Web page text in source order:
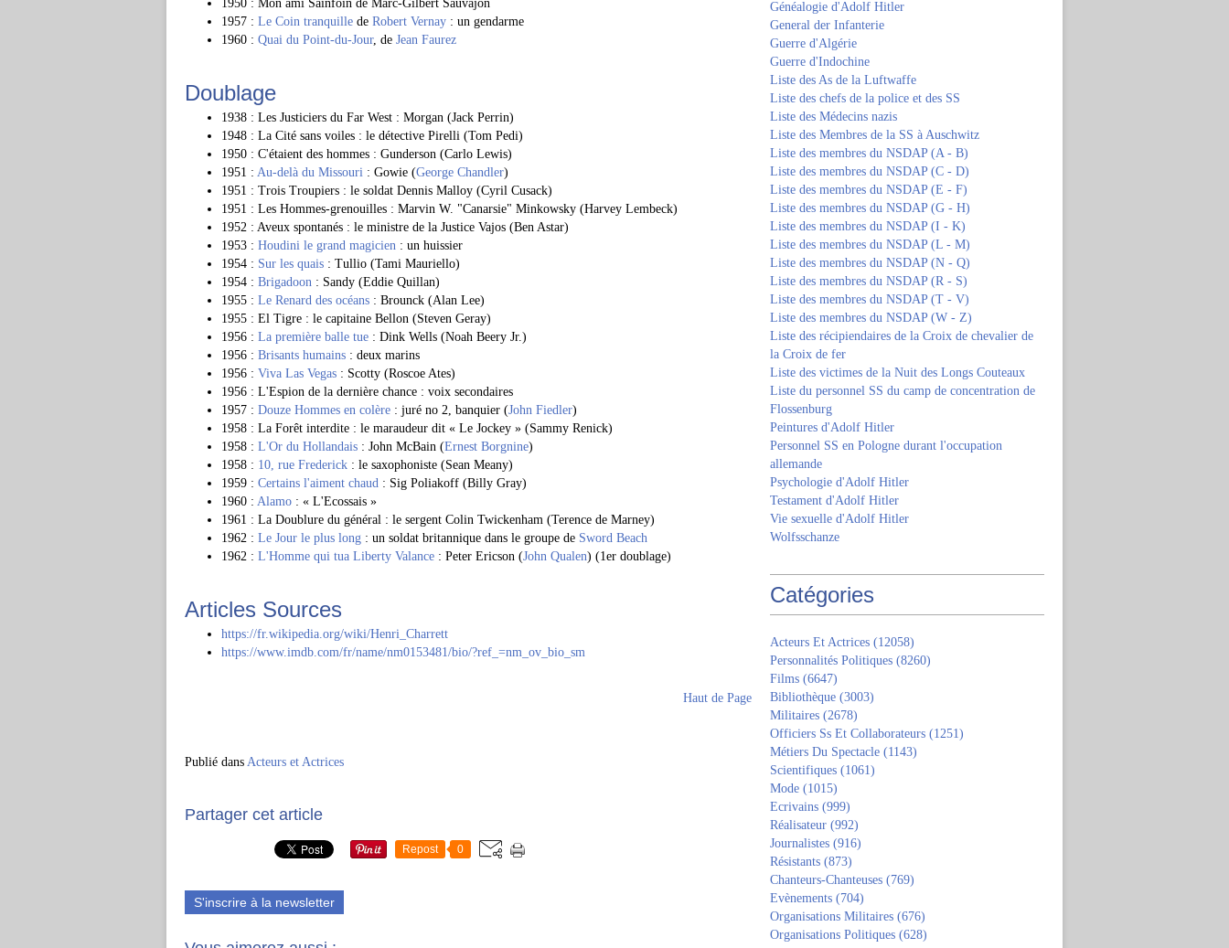
1950 : Mon ami Sainfoin de Marc-Gilbert Sauvajon
1957 : Le Coin tranquille de Robert Vernay : un gendarme
1960 : Quai du Point-du-Jour, de Jean Faurez
Doublage
1938 : Les Justiciers du Far West : Morgan (Jack Perrin)
1948 : La Cité sans voiles : le détective Pirelli (Tom Pedi)
1950 : C'étaient des hommes : Gunderson (Carlo Lewis)
1951 : Au-delà du Missouri : Gowie (George Chandler)
1951 : Trois Troupiers : le soldat Dennis Malloy (Cyril Cusack)
1951 : Les Hommes-grenouilles : Marvin W. "Canarsie" Minkowsky (Harvey Lembeck)
1952 : Aveux spontanés : le ministre de la Justice Vajos (Ben Astar)
1953 : Houdini le grand magicien : un huissier
1954 : Sur les quais : Tullio (Tami Mauriello)
1954 : Brigadoon : Sandy (Eddie Quillan)
1955 : Le Renard des océans : Brounck (Alan Lee)
1955 : El Tigre : le capitaine Bellon (Steven Geray)
1956 : La première balle tue : Dink Wells (Noah Beery Jr.)
1956 : Brisants humains : deux marins
1956 : Viva Las Vegas : Scotty (Roscoe Ates)
1956 : L'Espion de la dernière chance : voix secondaires
1957 : Douze Hommes en colère : juré no 2, banquier (John Fiedler)
1958 : La Forêt interdite : le maraudeur dit « Le Jockey » (Sammy Renick)
1958 : L'Or du Hollandais : John McBain (Ernest Borgnine)
1958 : 10, rue Frederick : le saxophoniste (Sean Meany)
1959 : Certains l'aiment chaud : Sig Poliakoff (Billy Gray)
1960 : Alamo : « L'Ecossais »
1961 : La Doublure du général : le sergent Colin Twickenham (Terence de Marney)
1962 : Le Jour le plus long : un soldat britannique dans le groupe de Sword Beach
1962 : L'Homme qui tua Liberty Valance : Peter Ericson (John Qualen) (1er doublage)
Articles Sources
https://fr.wikipedia.org/wiki/Henri_Charrett
https://www.imdb.com/fr/name/nm0153481/bio/?ref_=nm_ov_bio_sm
Haut de Page
Publié dans Acteurs et Actrices
Partager cet article
Repost 0
S'inscrire à la newsletter
Généalogie d'Adolf Hitler
General der Infanterie
Guerre d'Algérie
Guerre d'Indochine
Liste des As de la Luftwaffe
Liste des chefs de la police et des SS
Liste des Médecins nazis
Liste des Membres de la SS à Auschwitz
Liste des membres du NSDAP (A - B)
Liste des membres du NSDAP (C - D)
Liste des membres du NSDAP (E - F)
Liste des membres du NSDAP (G - H)
Liste des membres du NSDAP (I - K)
Liste des membres du NSDAP (L - M)
Liste des membres du NSDAP (N - Q)
Liste des membres du NSDAP (R - S)
Liste des membres du NSDAP (T - V)
Liste des membres du NSDAP (W - Z)
Liste des récipiendaires de la Croix de chevalier de
la Croix de fer
Liste des victimes de la Nuit des Longs Couteaux
Liste du personnel SS du camp de concentration de
Flossenburg
Peintures d'Adolf Hitler
Personnel SS en Pologne durant l'occupation
allemande
Psychologie d'Adolf Hitler
Testament d'Adolf Hitler
Vie sexuelle d'Adolf Hitler
Wolfsschanze
Catégories
Acteurs Et Actrices (12058)
Personnalités Politiques (8260)
Films (6647)
Bibliothèque (3003)
Militaires (2678)
Officiers Ss Et Collaborateurs (1251)
Métiers Du Spectacle (1143)
Scientifiques (1061)
Mode (1015)
Ecrivains (999)
Réalisateur (992)
Journalistes (916)
Résistants (873)
Chanteurs-Chanteuses (769)
Evènements (704)
Organisations Militaires (676)
Organisations Politiques (628)